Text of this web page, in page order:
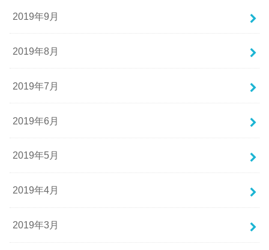
2019年9月
2019年8月
2019年7月
2019年6月
2019年5月
2019年4月
2019年3月